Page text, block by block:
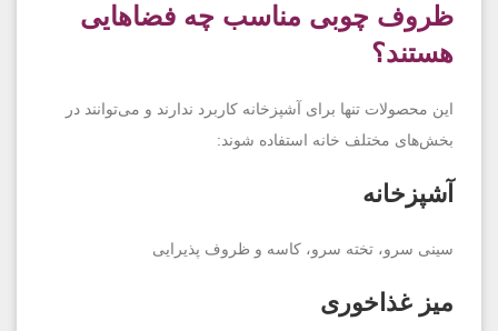
ظروف چوبی مناسب چه فضاهایی
هستند؟
این محصولات تنها برای آشپزخانه کاربرد ندارند و می‌توانند در
بخش‌های مختلف خانه استفاده شوند:
آشپزخانه
سینی سرو، تخته سرو، کاسه و ظروف پذیرایی
میز غذاخوری